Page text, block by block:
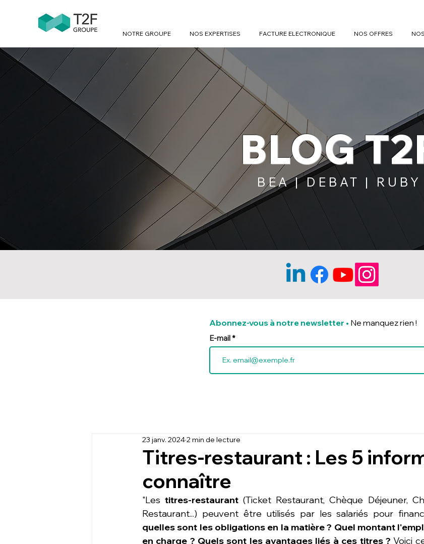
NOTRE GROUPE NOS EXPERTISES FACTURE ELECTRONIQUE NOS OFFRES
BLOG
BEA | DEBAT | RUBY
Abonnez-vous à notre newsletter • Ne manquez rien !
E-mail
Titres-restaurant : Les 5
connaître
23 janv. 20242 min de lecture
"Les titres-restaurant (Ticket Restaurant, Chèque Déjeuner,
quelles sont les obligations en la matière ? Quel montant
en charge ? Quels sont les avantages liés à ces titres ? Voici